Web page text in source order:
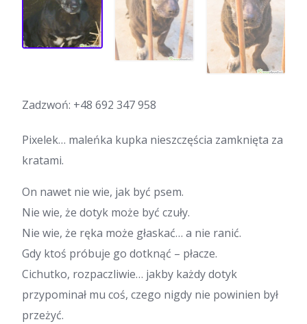
Zadzwoń: +48 692 347 958
Pixelek… maleńka kupka nieszczęścia zamknięta za
kratami.
On nawet nie wie, jak być psem.
Nie wie, że dotyk może być czuły.
Nie wie, że ręka może głaskać… a nie ranić.
Gdy ktoś próbuje go dotknąć – płacze.
Cichutko, rozpaczliwie… jakby każdy dotyk
przypominał mu coś, czego nigdy nie powinien był
przeżyć.